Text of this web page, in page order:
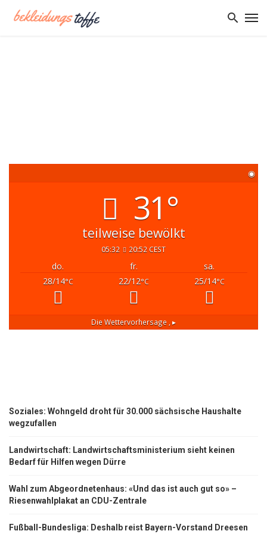
◉
31°
teilweise bewölkt
05:32 20:52 CEST
do. fr.
sa.
28/14°C 22/12°C 25/14°C
Die Wettervorhersage , ▸
Soziales: Wohngeld droht für 30.000 sächsische Haushalte
wegzufallen
Landwirtschaft: Landwirtschaftsministerium sieht keinen
Bedarf für Hilfen wegen Dürre
Wahl zum Abgeordnetenhaus: «Und das ist auch gut so» –
Riesenwahlplakat an CDU-Zentrale
Fußball-Bundesliga: Deshalb reist Bayern-Vorstand Dreesen